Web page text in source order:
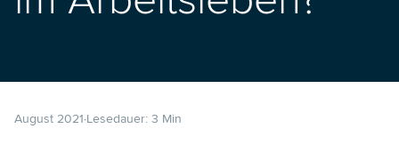
August 2021 Lesedauer: 3 Min